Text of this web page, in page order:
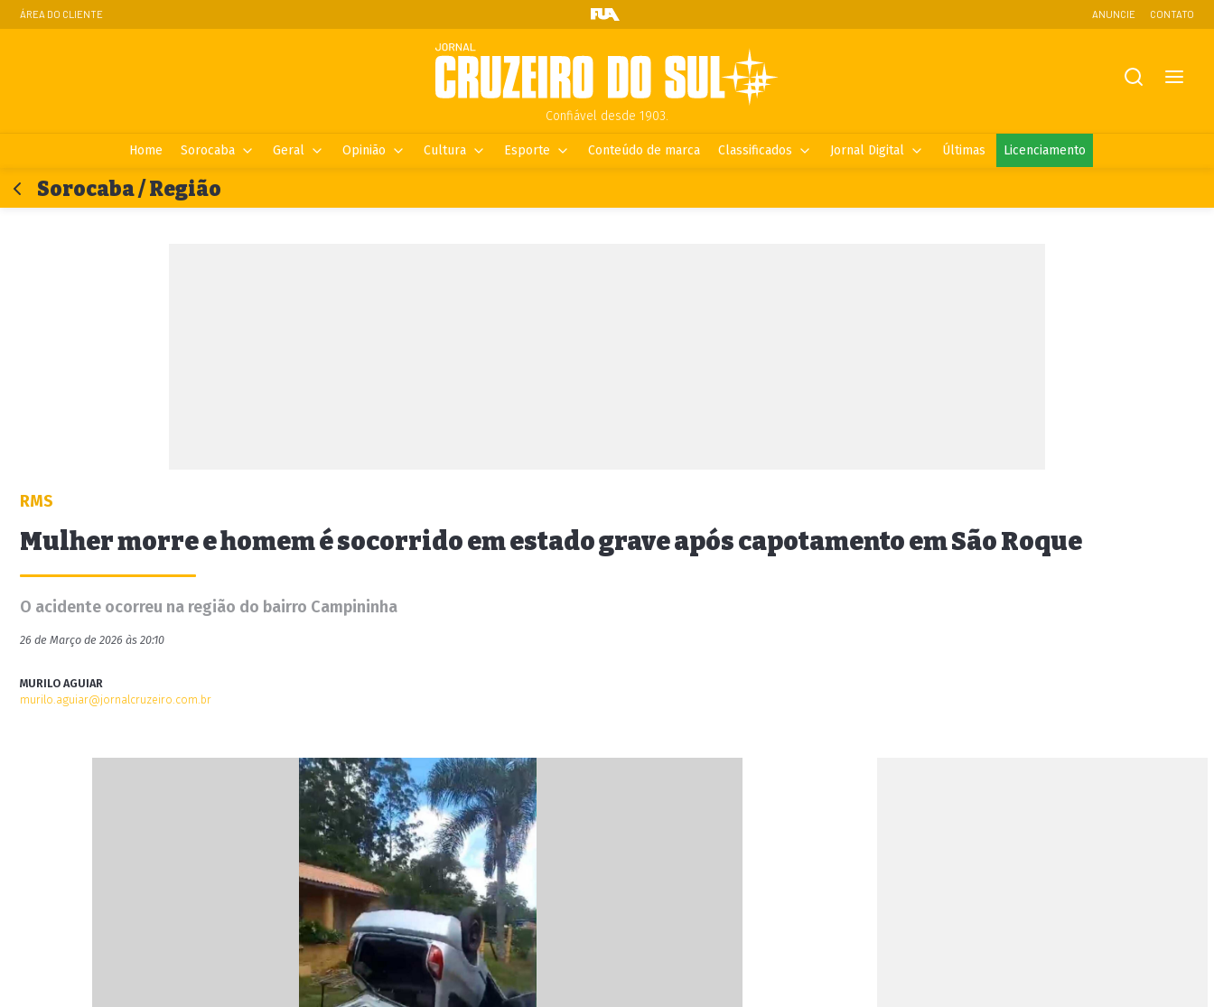
ÁREA DO CLIENTE ANUNCIE CONTATO
Confiável desde 1903.
Home Sorocaba Geral Opinião Cultura Esporte Conteúdo de marca Classificados Jornal Digital Últimas Licenciamento
Sorocaba / Região
RMS
Mulher morre e homem é socorrido em estado grave após capotamento em São Roque
O acidente ocorreu na região do bairro Campininha
26 de Março de 2026 às 20:10
MURILO AGUIAR
murilo.aguiar@jornalcruzeiro.com.br